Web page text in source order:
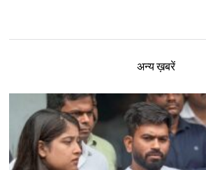
अन्य ख़बरें